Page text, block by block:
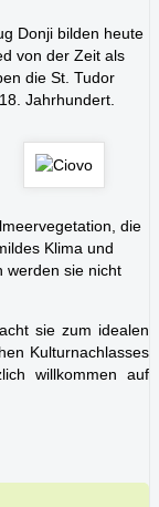
Donji bilden heute
von der Zeit als
die St. Tudor
Jahrhundert.
die
Klima und
werden sie nicht
sie zum idealen
Kulturnachlasses
willkommen auf